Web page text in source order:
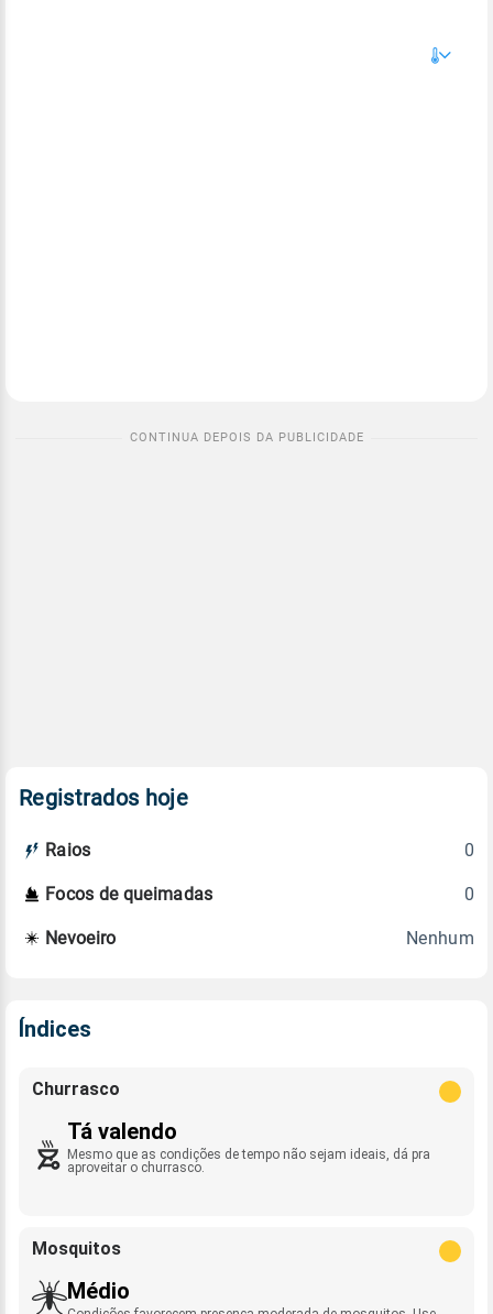
Registrados hoje
Raios 0
Focos de queimadas 0
Nevoeiro Nenhum
Índices
Churrasco
Tá valendo
Mesmo que as condições de tempo não sejam ideais, dá pra
aproveitar o churrasco.
Mosquitos
Médio